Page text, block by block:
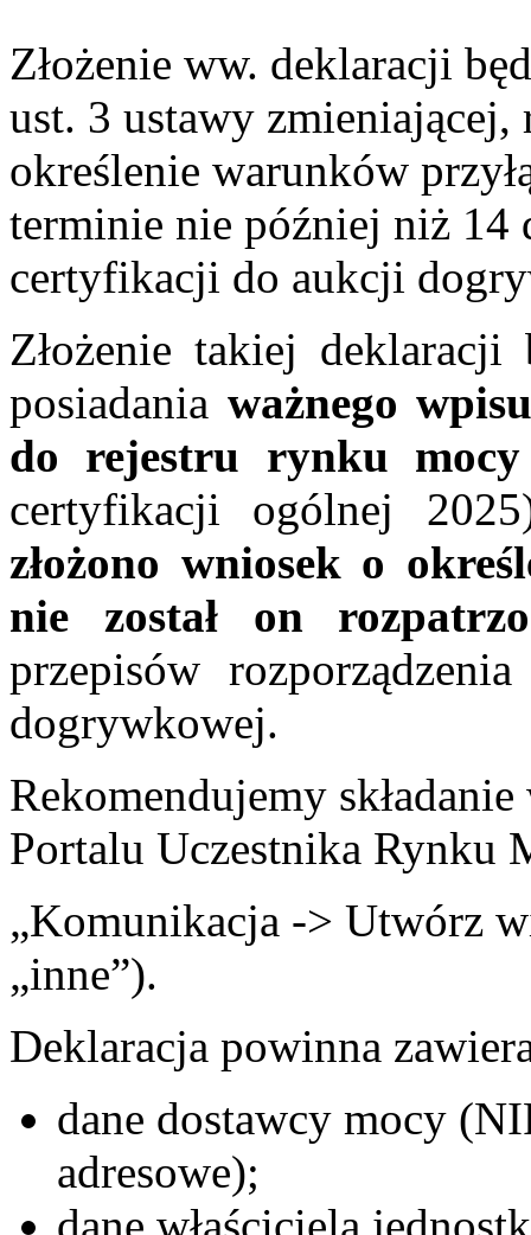
Złożenie ww. deklaracji
ust. 3 ustawy
określenie warunków
terminie nie później niż 14
certyfikacji do aukcji
Złożenie takiej
posiadania ważnego
do rejestru rynku
certyfikacji ogólnej
złożono wniosek o
nie został on
przepisów
dogrywkowej.
Rekomendujemy
Portalu Uczestnika Rynku
„Komunikacja -> Utwórz
„inne”).
Deklaracja powinna
dane dostawcy mocy
adresowe);